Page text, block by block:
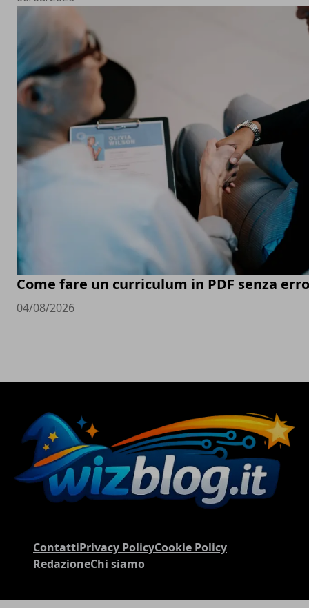
Come fare un curriculum in PDF senza
04/08/2026
ContattiPrivacy PolicyCookie Policy
RedazioneChi siamo